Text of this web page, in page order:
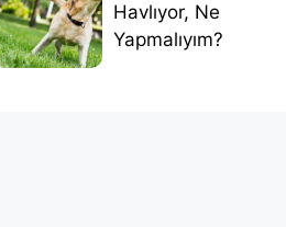
Havlıyor, Ne
Yapmalıyım?